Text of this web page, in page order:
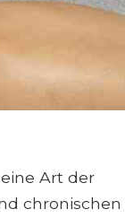
Art der
chronischen